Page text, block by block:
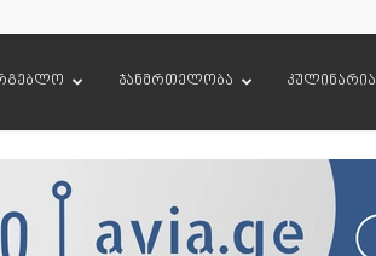
ჯანმრთელობა კულინარია